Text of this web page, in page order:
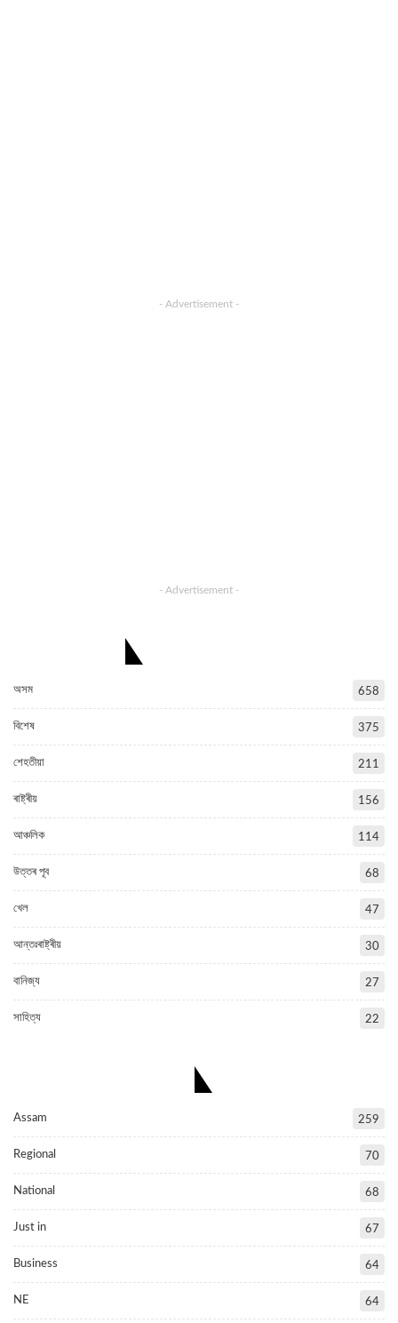
- Advertisement -
- Advertisement -
অসম 658
বিশেষ 375
শেহতীয়া 211
ৰাষ্ট্ৰীয় 156
আঞ্চলিক 114
উত্তৰ পূব 68
খেল 47
আন্তঃৰাষ্ট্ৰীয় 30
বানিজ্য 27
সাহিত্য 22
Assam 259
Regional 70
National 68
Just in 67
Business 64
NE 64